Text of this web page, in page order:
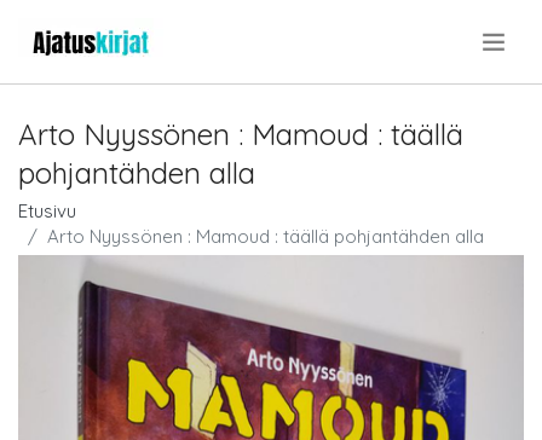
Arto Nyyssönen : Mamoud : täällä
pohjantähden alla
Etusivu
Arto Nyyssönen : Mamoud : täällä pohjantähden alla